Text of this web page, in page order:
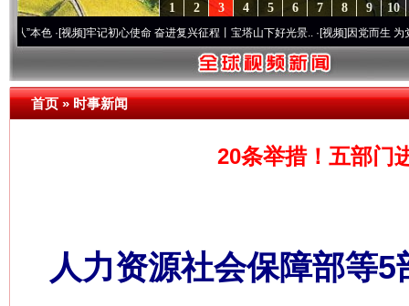
10
9
8
7
6
5
4
3
2
1
视频]牢记初心使命 奋进复兴征程丨宝塔山下好光景..·[视频]因党而生 为党而战——
首页»时事新闻
20条举措！五部门
人力资源社会保障部等